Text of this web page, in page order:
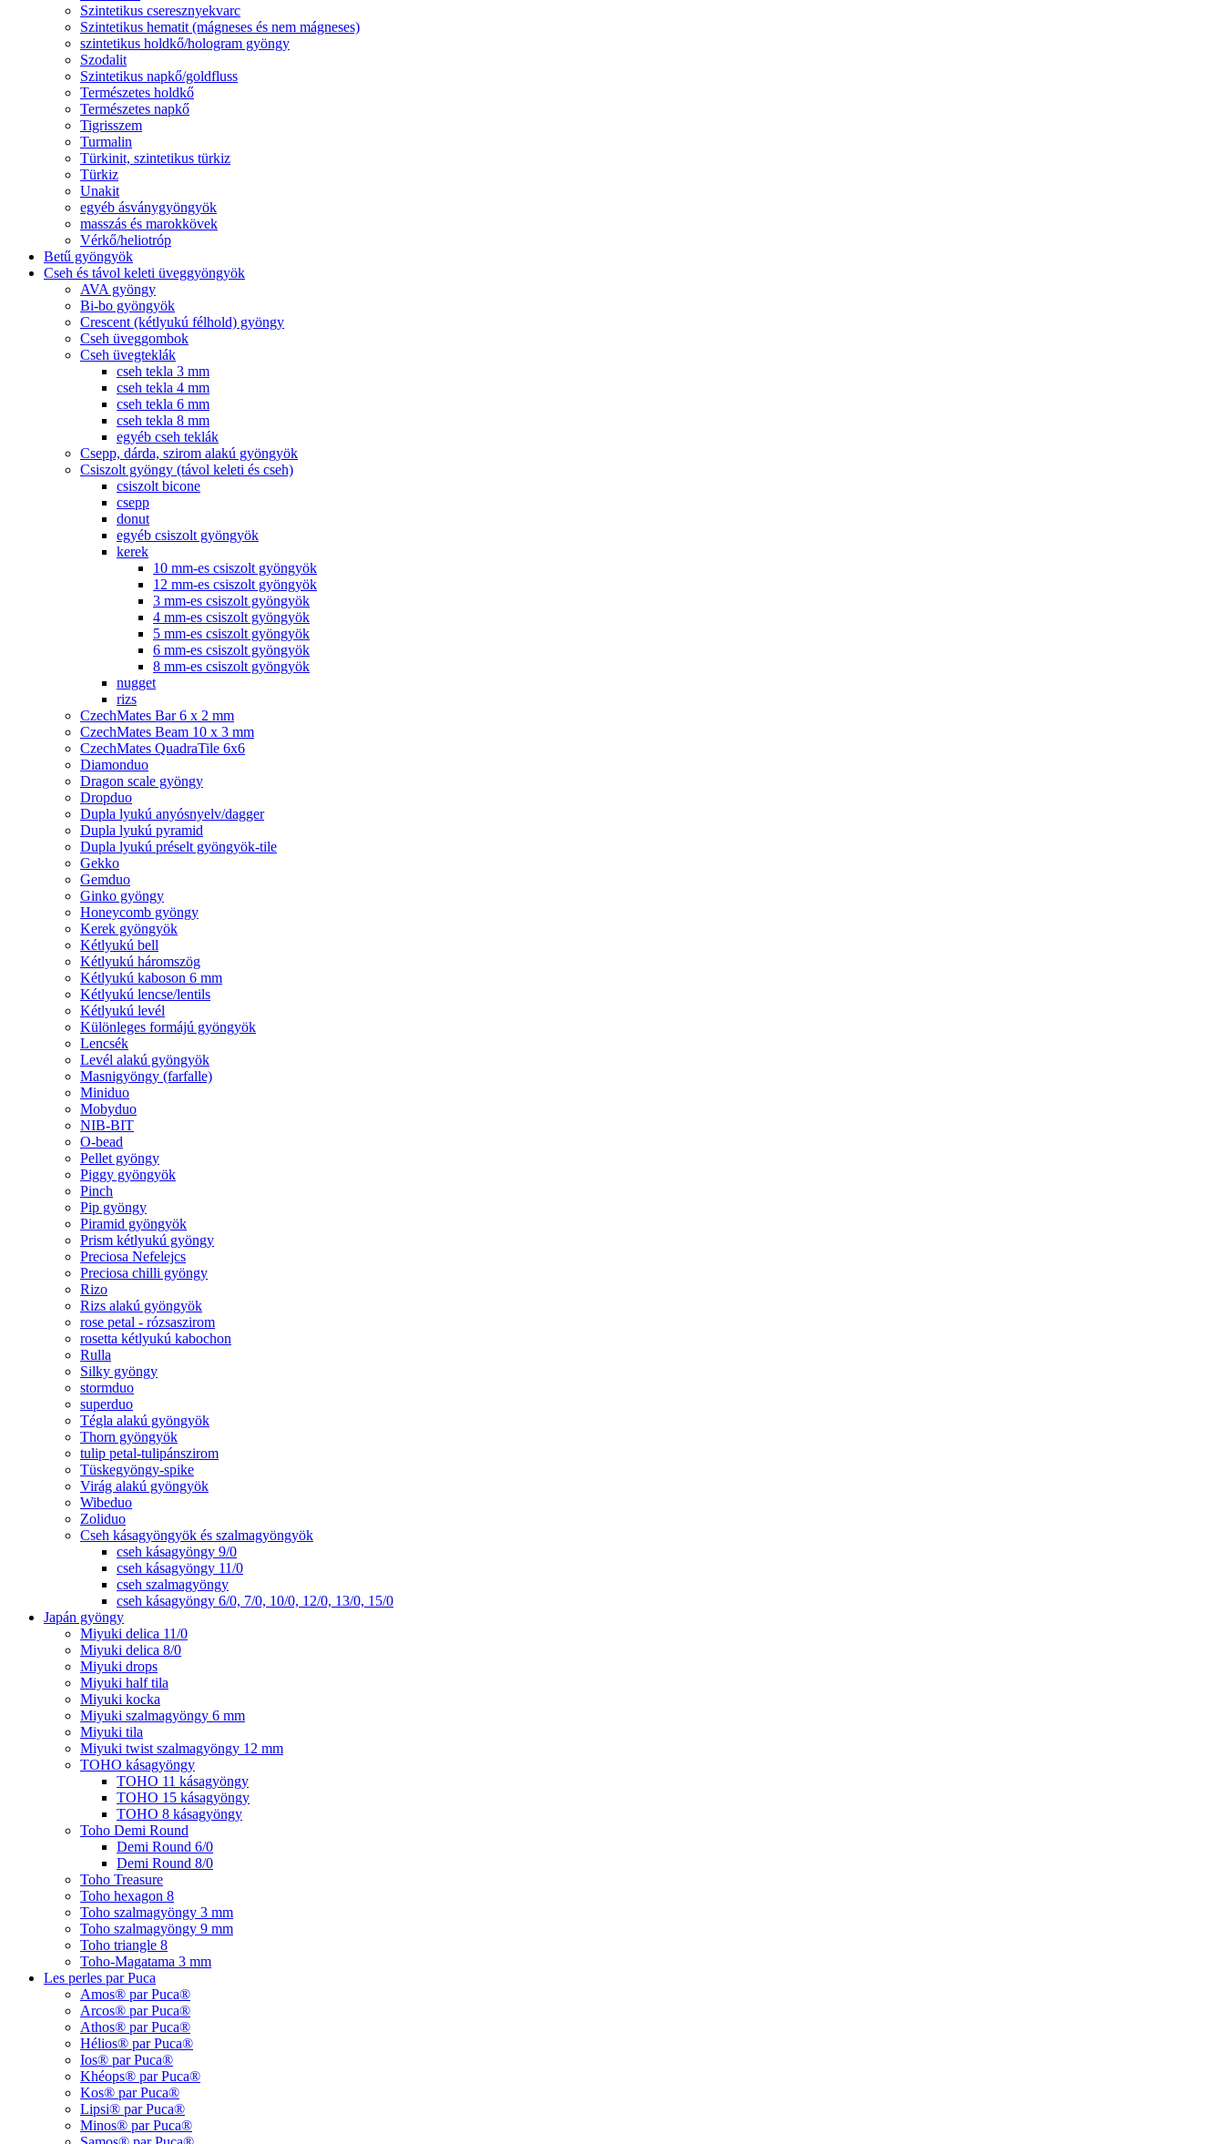
Szintetikus cseresznyekvarc
Szintetikus hematit (mágneses és nem mágneses)
szintetikus holdkő/hologram gyöngy
Szodalit
Szintetikus napkő/goldfluss
Természetes holdkő
Természetes napkő
Tigrisszem
Turmalin
Türkinit, szintetikus türkiz
Türkiz
Unakit
egyéb ásványgyöngyök
masszás és marokkövek
Vérkő/heliotróp
Betű gyöngyök
Cseh és távol keleti üveggyöngyök
AVA gyöngy
Bi-bo gyöngyök
Crescent (kétlyukú félhold) gyöngy
Cseh üveggombok
Cseh üvegteklák
cseh tekla 3 mm
cseh tekla 4 mm
cseh tekla 6 mm
cseh tekla 8 mm
egyéb cseh teklák
Csepp, dárda, szirom alakú gyöngyök
Csiszolt gyöngy (távol keleti és cseh)
csiszolt bicone
csepp
donut
egyéb csiszolt gyöngyök
kerek
10 mm-es csiszolt gyöngyök
12 mm-es csiszolt gyöngyök
3 mm-es csiszolt gyöngyök
4 mm-es csiszolt gyöngyök
5 mm-es csiszolt gyöngyök
6 mm-es csiszolt gyöngyök
8 mm-es csiszolt gyöngyök
nugget
rizs
CzechMates Bar 6 x 2 mm
CzechMates Beam 10 x 3 mm
CzechMates QuadraTile 6x6
Diamonduo
Dragon scale gyöngy
Dropduo
Dupla lyukú anyósnyelv/dagger
Dupla lyukú pyramid
Dupla lyukú préselt gyöngyök-tile
Gekko
Gemduo
Ginko gyöngy
Honeycomb gyöngy
Kerek gyöngyök
Kétlyukú bell
Kétlyukú háromszög
Kétlyukú kaboson 6 mm
Kétlyukú lencse/lentils
Kétlyukú levél
Különleges formájú gyöngyök
Lencsék
Levél alakú gyöngyök
Masnigyöngy (farfalle)
Miniduo
Mobyduo
NIB-BIT
O-bead
Pellet gyöngy
Piggy gyöngyök
Pinch
Pip gyöngy
Piramid gyöngyök
Prism kétlyukú gyöngy
Preciosa Nefelejcs
Preciosa chilli gyöngy
Rizo
Rizs alakú gyöngyök
rose petal - rózsaszirom
rosetta kétlyukú kabochon
Rulla
Silky gyöngy
stormduo
superduo
Tégla alakú gyöngyök
Thorn gyöngyök
tulip petal-tulipánszirom
Tüskegyöngy-spike
Virág alakú gyöngyök
Wibeduo
Zoliduo
Cseh kásagyöngyök és szalmagyöngyök
cseh kásagyöngy 9/0
cseh kásagyöngy 11/0
cseh szalmagyöngy
cseh kásagyöngy 6/0, 7/0, 10/0, 12/0, 13/0, 15/0
Japán gyöngy
Miyuki delica 11/0
Miyuki delica 8/0
Miyuki drops
Miyuki half tila
Miyuki kocka
Miyuki szalmagyöngy 6 mm
Miyuki tila
Miyuki twist szalmagyöngy 12 mm
TOHO kásagyöngy
TOHO 11 kásagyöngy
TOHO 15 kásagyöngy
TOHO 8 kásagyöngy
Toho Demi Round
Demi Round 6/0
Demi Round 8/0
Toho Treasure
Toho hexagon 8
Toho szalmagyöngy 3 mm
Toho szalmagyöngy 9 mm
Toho triangle 8
Toho-Magatama 3 mm
Les perles par Puca
Amos® par Puca®
Arcos® par Puca®
Athos® par Puca®
Hélios® par Puca®
Ios® par Puca®
Khéops® par Puca®
Kos® par Puca®
Lipsi® par Puca®
Minos® par Puca®